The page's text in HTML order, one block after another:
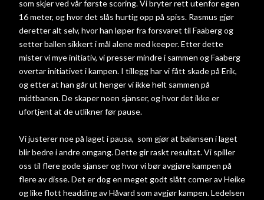
som skjer ved vår første scoring. Vi bryter rett utenfor egen
16 meter, og hvor det slås hurtig opp på spiss. Rasmus gjør
deretter alt selv, hvor han løper fra forsvaret til Faaberg og
setter ballen sikkert i mål alene med keeper. Etter dette
mister vi mye initiativ, vi presser mindre i sammen og Faaberg
overtar initiativet i kampen. I tillegg har vi fått skade på Erik,
og etter at han går ut henger vi ikke helt sammen på
midtbanen. De skaper noen sjanser, og hvor det ikke er
ufortjent at de utlikner før pause.
Vi justerer noe på laget i pausa, som gjør at balansen i laget
blir bedre i andre omgang. Dette gir raskt resultat. Vi spiller
oss til flere gode sjanser og hvor vi bør avgjøre kampen på
flere av disse. Det er dog en meget godt slått corner av Heike
og like flott headding av Håvard som avgjør kampen. Ledelsen